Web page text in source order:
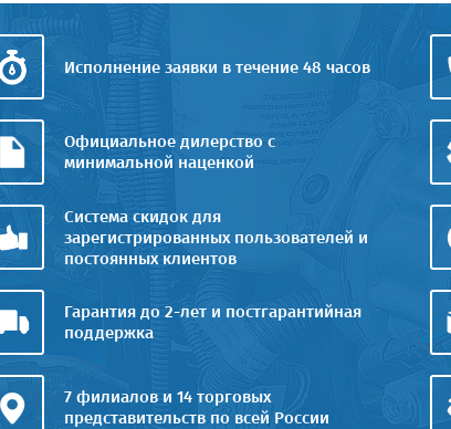
Исполнение заявки в течение 48 часов
Официальное дилерство с
минимальной наценкой
Система скидок для
зарегистрированных пользователей и
постоянных клиентов
Гарантия до 2-лет и постгарантийная
поддержка
7 филиалов и 14 торговых
представительств по всей России